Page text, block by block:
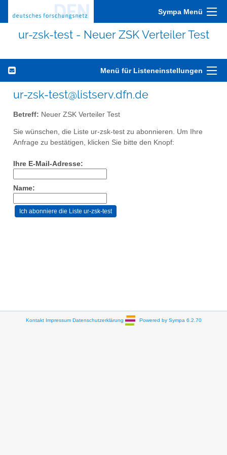
Sympa Menü
ur-zsk-test - Neuer ZSK Verteiler Test
Menü für Listeneinstellungen
ur-zsk-test@listserv.dfn.de
Betreff: Neuer ZSK Verteiler Test
Sie wünschen, die Liste ur-zsk-test zu abonnieren. Um Ihre
Anfrage zu bestätigen, klicken Sie bitte den Knopf:
Ihre E-Mail-Adresse:
Name:
Kontakt Impressum Datenschutzerklärung Powered by Sympa 6.2.70